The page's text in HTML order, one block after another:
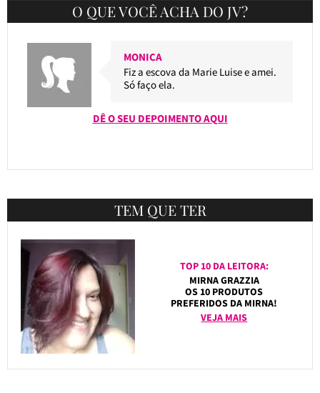
O QUE VOCÊ ACHA DO JV?
MONICA
Fiz a escova da Marie Luise e amei.
Só faço ela.
DÊ O SEU DEPOIMENTO AQUI
TEM QUE TER
TOP 10 DA LEITORA:
MIRNA GRAZZIA
OS 10 PRODUTOS
PREFERIDOS DA MIRNA!
VEJA MAIS